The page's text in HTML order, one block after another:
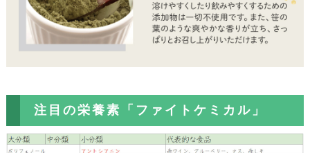
注目の栄養素「ファイトケミカル」